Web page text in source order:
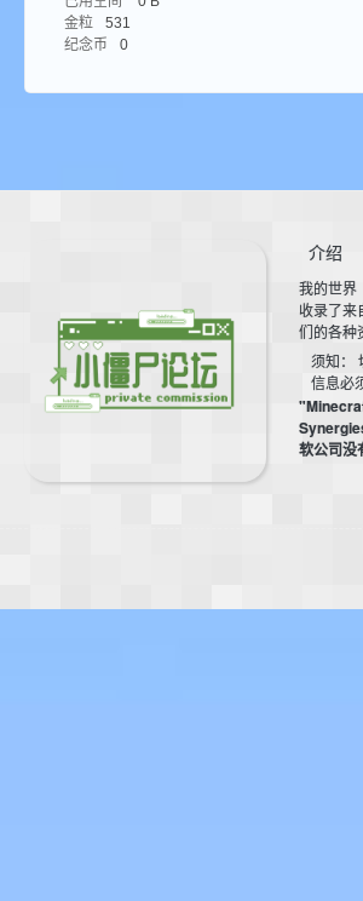
金粒
531
纪念币
0
介绍
我的世界
收录了来
们的各种
须知：
信息必
软公司没